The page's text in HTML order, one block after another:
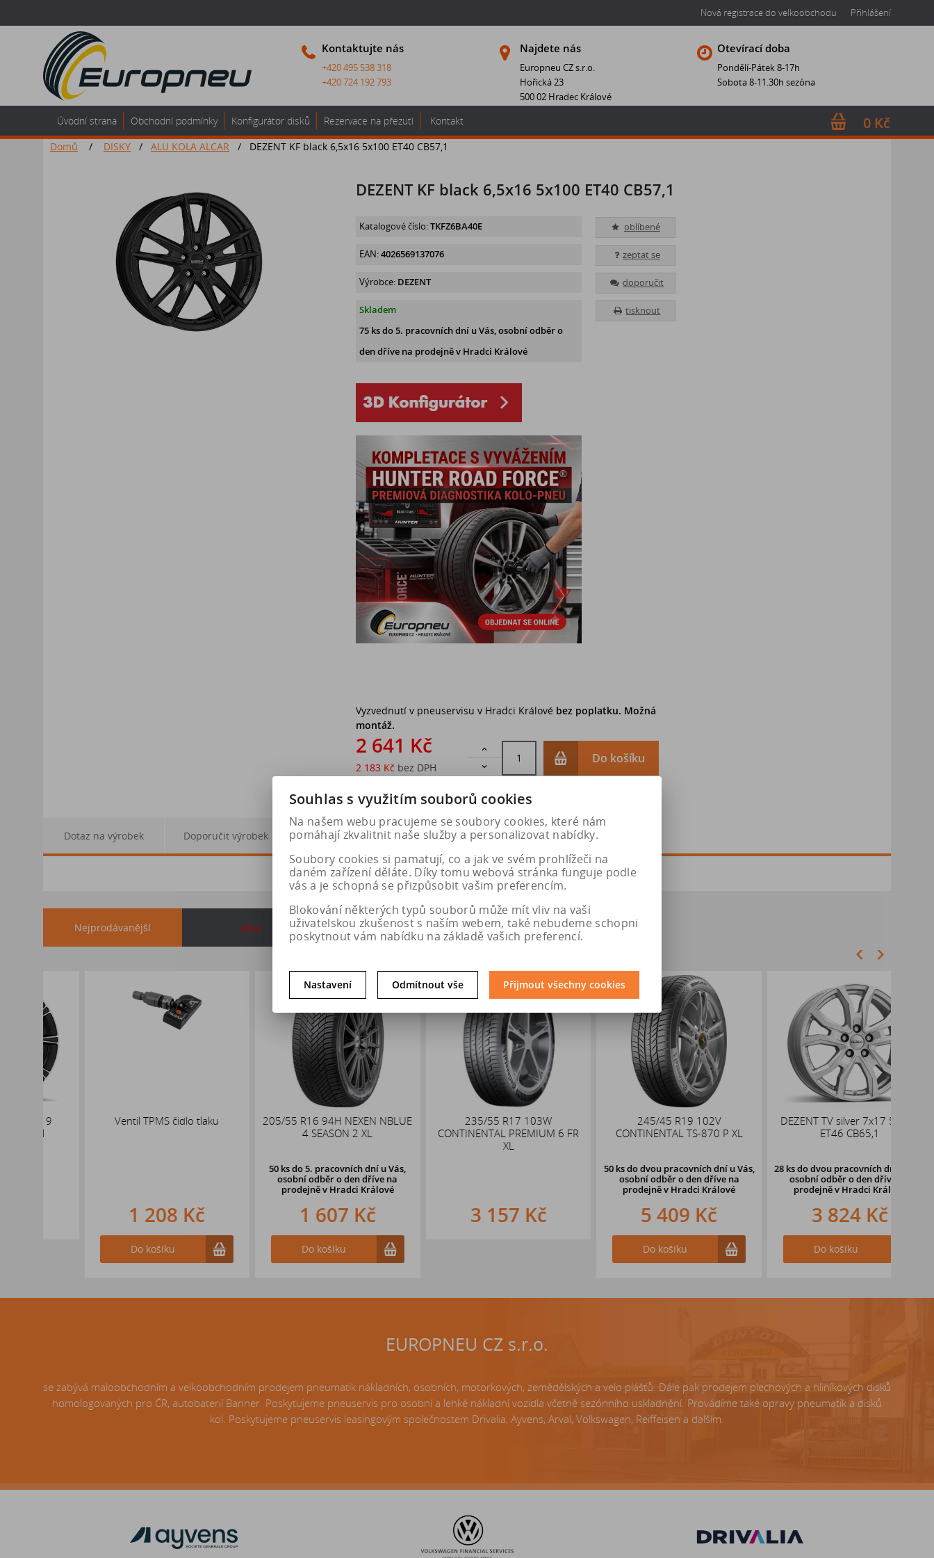
Nová registrace do velkoobchodu Přihlášení
Kontaktujte nás
+420 495 538 318
+420 724 192 793
Najdete nás
Europneu CZ s.r.o.
Hořická 23
500 02 Hradec Králové
Otevírací doba
Pondělí-Pátek 8-17h
Sobota 8-11.30h sezóna
0 Kč
Úvodní strana Obchodní podmínky Konfigurátor disků Rezervace na přezutí
Kontakt
Domů
/ DISKY / ALU KOLA ALCAR / DEZENT KF black 6,5x16 5x100 ET40 CB57,1
DEZENT KF black 6,5x16 5x100 ET40 CB57,1
oblíbené
zeptat se
doporučit
tisknout
Katalogové číslo:TKFZ6BA40E
EAN:4026569137076
Výrobce: DEZENT
Skladem
75 ksdo 5. pracovních dní u Vás, osobní odběr o
den dříve na prodejněv Hradci Králové
Vyzvednutí v pneuservisu v Hradci Králové bez poplatku. Možná
montáž.
2 641 Kč
2 183 Kč bez DPH


Do košíku
Dotaz na výrobek Doporučit výrobek
Nejprodávanější akce
Ventil TPMS čidlo tlaku
1 208 Kč
Do košíku
205/55 R16 94H NEXEN NBLUE
4 SEASON 2 XL
do 5. pracovních dní u Vás,
osobní odběr o den dříve na
v Hradci Králové
1 607 Kč
Do košíku
235/55 R17 103W
CONTINENTAL PREMIUM 6 FR
3 157 Kč
245/45 R19 102V
CONTINENTAL TS-870 P XL
do dvou pracovních dní u Vás,
osobní odběr o den dřívena
prodejně v Hradci Králové
5 409 Kč
Do košíku
DEZENT TV silver 7x17 5x108
ET46 CB65,1
28 ks
do dvou pracovních dní u Vás,
osobní odběr o den dřívena
prodejně v Hradci Králové
3 824 Kč
Do košíku
EUROPNEU CZ s.r.o.
se zabývá maloobchodním a velkoobchodním prodejem pneumatik nákladních, osobních, motorkových, zemědělských a velo plášťů. Dále pak prodejem plechových a hliníkových disků
homologovaných pro ČR, autobaterií Banner. Poskytujeme pneuservis pro osobní a lehké nákladní vozidla včetně sezónního uskladnění. Provádíme také opravy pneumatik a disků
kol. Poskytujeme pneuservis leasingovým společnostem Drivalia, Ayvens, Arval, Volkswagen, Reiffeisen a dalším.
Souhlas s využitím souborů cookies
Na našem webu pracujeme se soubory cookies, které nám
pomáhají zkvalitnit naše služby a personalizovat nabídky.
Soubory cookies si pamatují, co a jak ve svém prohlížeči na
daném zařízení děláte. Díky tomu webová stránka funguje podle
vás a je schopná se přizpůsobit vašim preferencím.
Blokování některých typů souborů může mít vliv na vaši
uživatelskou zkušenost s naším webem, také nebudeme schopni
poskytnout vám nabídku na základě vašich preferencí.
Nastavení Odmítnout vše Přijmout všechny cookies